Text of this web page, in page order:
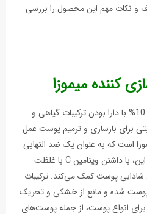
و نکات مهم این محصول را بررسی
کننده میموزا
کرم بازسازی‌کننده میموزا سی گل 10% با دارا بودن ترکیبات گیاهی و
برای بازسازی و ترمیم پوست عمل
است که به عنوان یک ضد التهابی
طبیعی شناخته می‌شود. علاوه بر این، با داشتن ویتامین C با غلظت
شادابی پوست کمک می‌کند. ترکیبات
شده و مانع از خشکی و تحریک
انواع پوست، از جمله پوست‌های